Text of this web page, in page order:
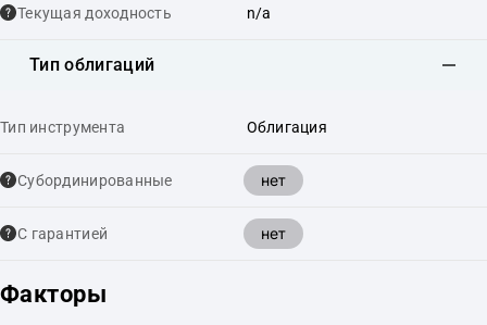
Текущая доходность n/a
Тип облигаций
Тип инструмента Облигация
Cубординированные нет
С гарантией нет
Факторы